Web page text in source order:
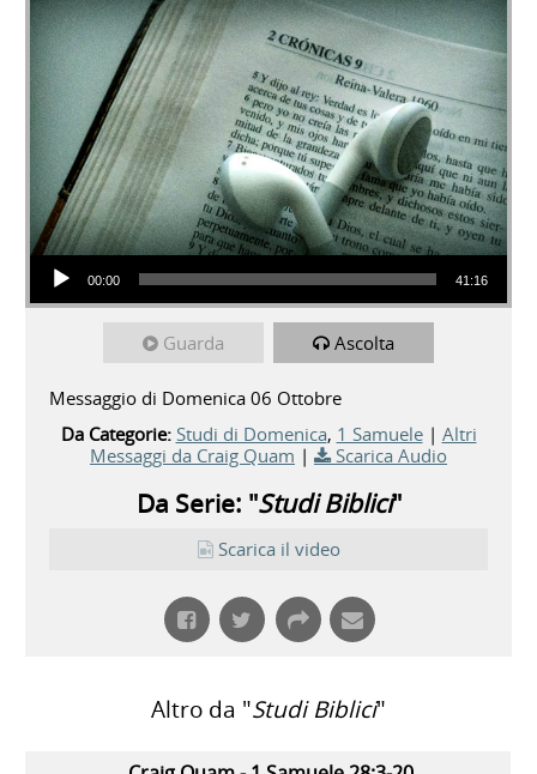
Audio Player
00:00 41:16
Guarda Ascolta
Messaggio di Domenica 06 Ottobre
Da Categorie: Studi di Domenica, 1 Samuele| Altri
Messaggi da Craig Quam | Scarica Audio
Da Serie: "Studi Biblici"
Scarica il video
Altro da "Studi Biblici"